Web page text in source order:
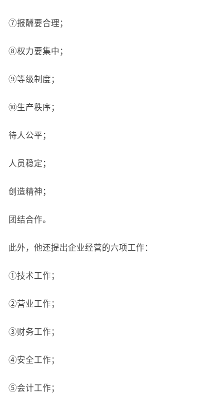
⑦报酬要合理；
⑧权力要集中；
⑨等级制度；
⑩生产秩序；
待人公平；
人员稳定；
创造精神；
团结合作。
此外，他还提出企业经营的六项工作：
①技术工作；
②营业工作；
③财务工作；
④安全工作；
⑤会计工作；